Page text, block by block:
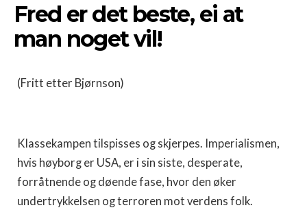
Fred er det beste, ei at
man noget vil!
(Fritt etter Bjørnson)
Klassekampen tilspisses og skjerpes. Imperialismen,
hvis høyborg er USA, er i sin siste, desperate,
forråtnende og døende fase, hvor den øker
undertrykkelsen og terroren mot verdens folk.